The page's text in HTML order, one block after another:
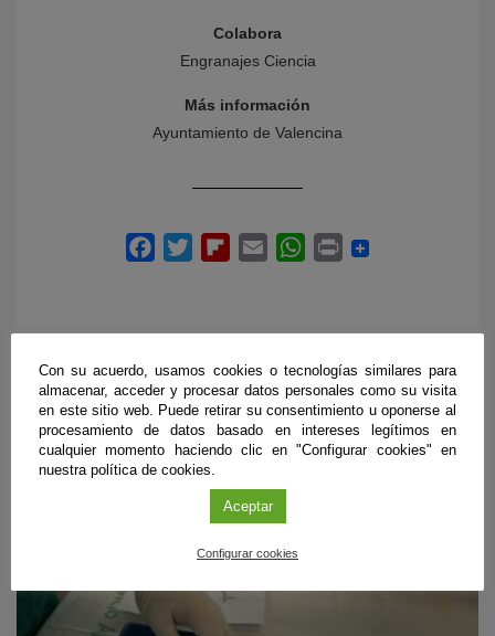
Colabora
Engranajes Ciencia
Más información
Ayuntamiento de Valencina
EVENTOS RELACIONADOS
Con su acuerdo, usamos cookies o tecnologías similares para
almacenar, acceder y procesar datos personales como su visita
en este sitio web. Puede retirar su consentimiento u oponerse al
procesamiento de datos basado en intereses legítimos en
cualquier momento haciendo clic en "Configurar cookies" en
nuestra política de cookies.
Aceptar
Configurar cookies